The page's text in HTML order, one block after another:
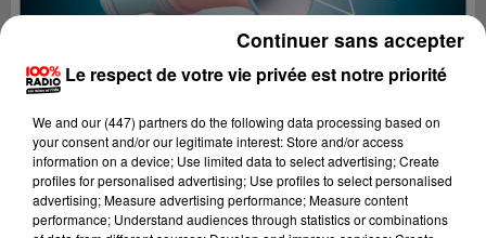
Le respect de votre vie privée est notre priorité
We and our (447) partnersdo the following data processing based on
your consent and/or our legitimate interest: Store and/or access
information on a device; Use limited data to select advertising; Create
profiles for personalised advertising; Use profiles to select personalised
advertising; Measure advertising performance; Measure content
performance; Understand audiences through statistics or combinations
Continuer sans accepter